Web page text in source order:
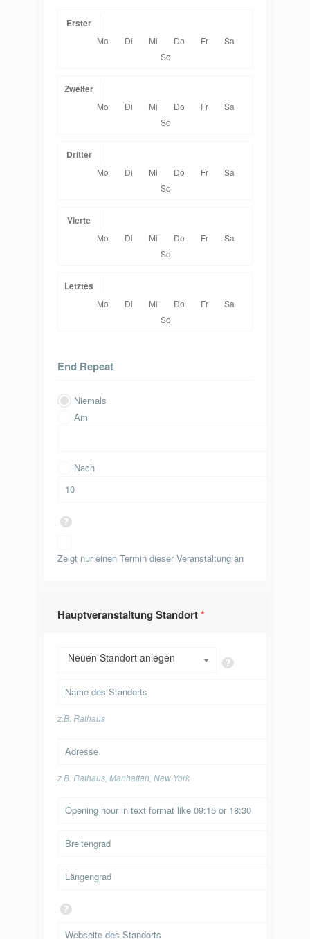
Erster
Mo Di Mi Do Fr
Sa
So
Zweiter
Mo Di Mi Do Fr
Sa
So
Dritter
Mo Di Mi Do Fr
Sa
So
Vierte
Mo Di Mi Do Fr
Sa
So
Letztes
Mo Di Mi Do Fr
Sa
So
End Repeat
Niemals
Am
Nach
Zeigt nur einen Termin dieser Veranstaltung an
Hauptveranstaltung Standort*
Neuen Standort anlegen
z.B. Rathaus
z.B. Rathaus, Manhattan, New York